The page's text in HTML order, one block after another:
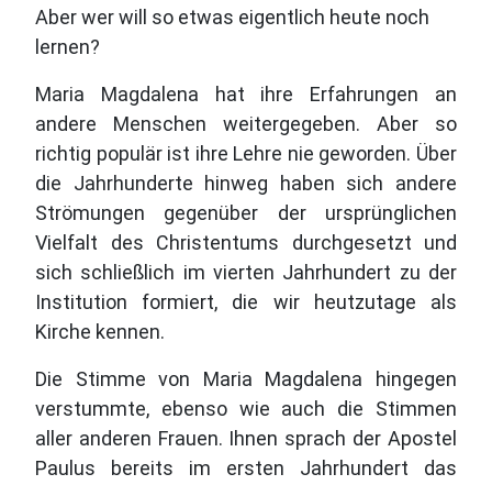
Aber wer will so etwas eigentlich heute noch
lernen?
Maria Magdalena hat ihre Erfahrungen an
andere Menschen weitergegeben. Aber so
richtig populär ist ihre Lehre nie geworden. Über
die Jahrhunderte hinweg haben sich andere
Strömungen gegenüber der ursprünglichen
Vielfalt des Christentums durchgesetzt und
sich schließlich im vierten Jahrhundert zu der
Institution formiert, die wir heutzutage als
Kirche kennen.
Die Stimme von Maria Magdalena hingegen
verstummte, ebenso wie auch die Stimmen
aller anderen Frauen. Ihnen sprach der Apostel
Paulus bereits im ersten Jahrhundert das